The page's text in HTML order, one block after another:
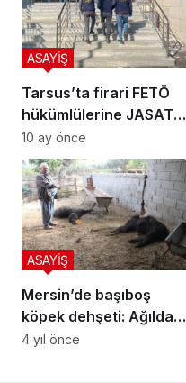
Tarsus’ta firari FETÖ
hükümlülerine JASAT
operasyonu: 2 kişi
cezaevinde
ASAYİŞ
10 ay önce
Mersin’de başıboş
köpek dehşeti: Ağıldaki
keçileri telef ettiler
ASAYİŞ
4 yıl önce